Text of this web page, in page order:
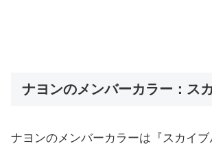
ナヨンのメンバーカラー：ス
ナヨンのメンバーカラーは『スカイブ